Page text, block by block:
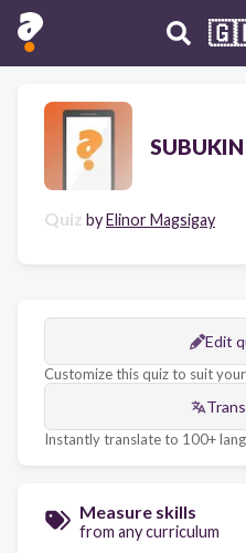
Quiz byElinor Magsigay
Edit
Customize this quiz to suit
Instantly translate to 100+
Measure skills
from any curriculum